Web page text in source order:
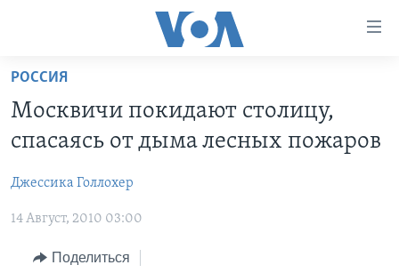
Перейти
основной
контент
навигации
Перейти
НОВОСТИ ЗА МИНУТУ
ИТОГИ
ПОЧЕМУ ЭТО ВАЖНО?
УЧИМ АНГЛИЙСКИЙ
НАША АМЕРИКАНСКАЯ ИСТОРИЯ
А КАК В АМЕРИКЕ?
ЭКСПЕРТИЗА
ИНТЕРВЬЮ
ФАКТЫ ПРОТИВ ФЕЙКОВ
РОССИЯ
Москвичи покидают столицу,
спасаясь от дыма лесных пожаров
Джессика Голлохер
14 Август, 2010 03:00
Поделиться